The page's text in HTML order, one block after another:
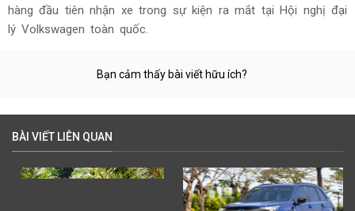
Camera 360, Hỗ trợ đỗ xe, Cảnh báo phương tiện cắt ngang,
cũng như hệ thống hỗ trợ tình huống khẩn cấp Emergency
toàn khi phát hiện người lái mất kiểm soát.
hàng đầu như Hỗ trợ tình huống khẩn cấp, Hệ thống bảo vệ
chủ động, 9 túi khí và cấu trúc thân xe có đến 82,3% thép
cường lực.
Xe hiện đã có mặt tại hệ thống đại lý Volkswagen trên toàn